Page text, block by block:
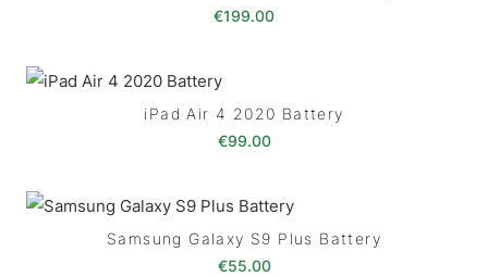
€199.00
iPad Air 4 2020 Battery
€99.00
Samsung Galaxy S9 Plus Battery
€55.00